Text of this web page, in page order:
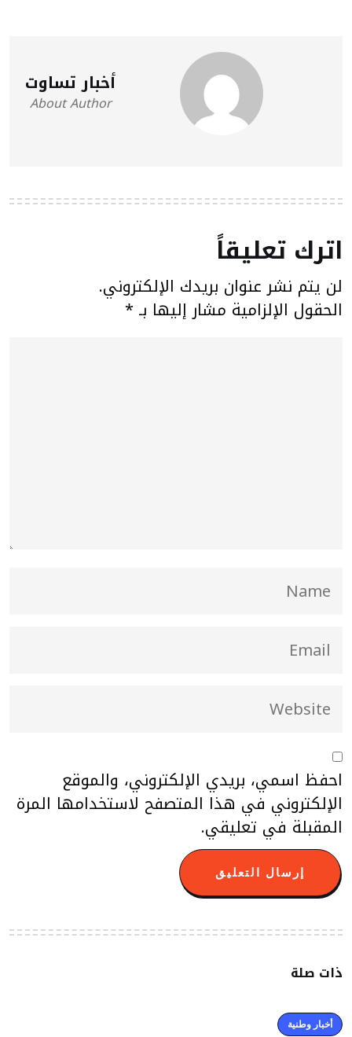
أخبار تساوت
About Author
اترك تعليقاً
لن يتم نشر عنوان بريدك الإلكتروني.
الحقول الإلزامية مشار إليها بـ *
احفظ اسمي، بريدي الإلكتروني، والموقع
الإلكتروني في هذا المتصفح لاستخدامها المرة
المقبلة في تعليقي.
ذات صلة
أخبار وطنية